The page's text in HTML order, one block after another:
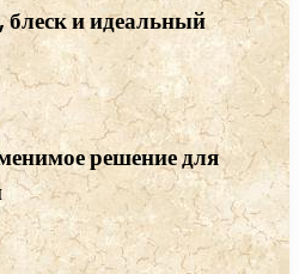
блеск и идеальный
решение для